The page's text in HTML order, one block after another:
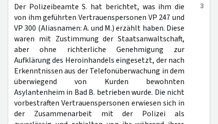
3
Der Polizeibeamte S. hat berichtet, was ihm die
von ihm geführten Vertrauenspersonen VP 247 und
VP 300 (Aliasnamen: A. und M.) erzählt haben. Diese
waren mit Zustimmung der Staatsanwaltschaft,
aber ohne richterliche Genehmigung zur
Aufklärung des Heroinhandels eingesetzt, der nach
Erkenntnissen aus der Telefonüberwachung in dem
überwiegend von Kurden bewohnten
Asylantenheim in Bad B. betrieben wurde. Die nicht
vorbestraften Vertrauenspersonen erwiesen sich in
der Zusammenarbeit mit der Polizei als